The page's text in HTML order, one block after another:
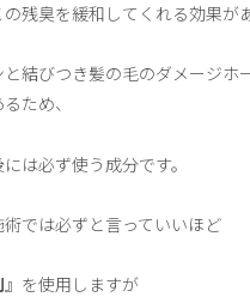
残臭を緩和してくれる効果が
と結びつき髪の毛のダメージホ
ため、
は必ず使う成分です。
では必ずと言っていいほど
』を使用しますが